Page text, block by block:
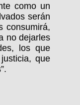
como un
serán
consumirá,
no dejarles
los que
que